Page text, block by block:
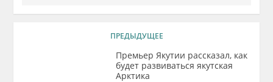
ПРЕДЫДУЩЕЕ
Премьер Якутии рассказал, как
будет развиваться якутская
Арктика